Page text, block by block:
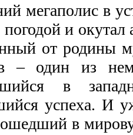
мегаполис в
погодой и
от родины
– один из
в
успеха. И
в